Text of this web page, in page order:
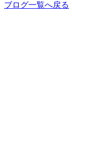
ブログ一覧へ戻る